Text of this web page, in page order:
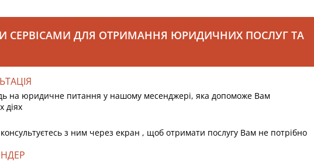
СЕРВІСАМИ ДЛЯ ОТРИМАННЯ ЮРИДИЧНИХ ПОСЛУГ ТА
на юридичне питання у нашому месенджері, яка допоможе Вам
діях
з ним через екран , щоб отримати послугу Вам не потрібно